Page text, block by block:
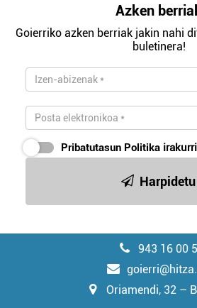
Azken
Goierriko azken berriak jakin nahi
buletinera!
Pribatutasun Politika
Harpidetu
943 16 00
Oriamendi, 32 –